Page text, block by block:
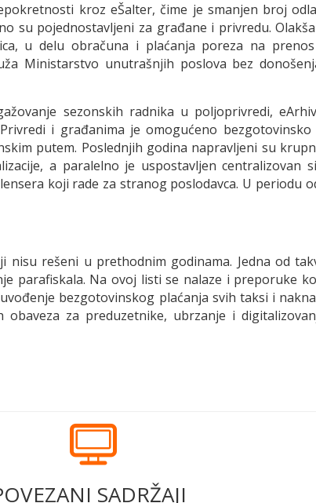
kroz eŠalter, čime je smanjen broj
su pojednostavljeni za građane i privredu.
u delu obračuna i plaćanja poreza na
Ministarstvo unutrašnjih poslova bez
sezonskih radnika u poljoprivredi,
i građanima je omogućeno
putem. Poslednjih godina napravljeni su
a paralelno je uspostavljen centralizovan
koji rade za stranog poslodavca. U periodu
rešeni u prethodnim godinama. Jedna od
parafiskala. Na ovoj listi se nalaze i preporuke
bezgotovinskog plaćanja svih taksi i
za preduzetnike, ubrzanje i
SADRŽAJI